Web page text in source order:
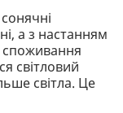
а з настанням
споживання
світловий
світла. Це